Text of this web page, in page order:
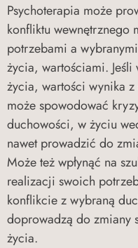
Psychoterapia może
konfliktu wewnętrznego
potrzebami a
życia, wartościami.
życia, wartości wynika
może spowodować
duchowości, w życiu
nawet prowadzić do
Może też wpłynąć na
realizacji swoich
konflikcie z wybraną
doprowadzą do zmiany
życia.